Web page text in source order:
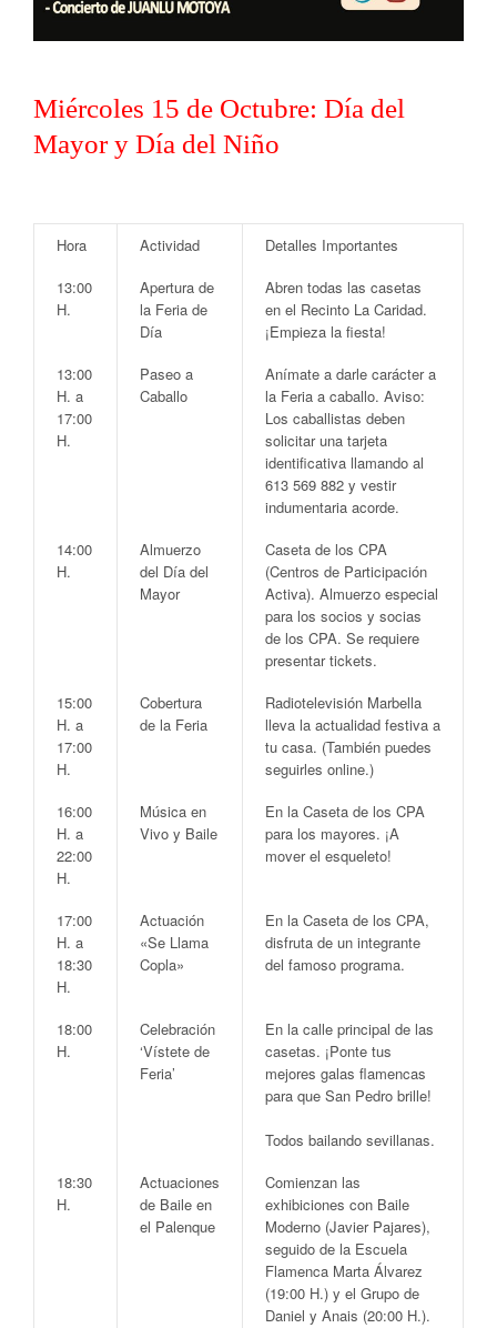
Miércoles 15 de Octubre: Día del
Mayor y Día del Niño
Hora Actividad
Detalles Importantes
13:00
H.
Apertura de
la Feria de
Día
Abren todas las casetas
en el Recinto La Caridad.
¡Empieza la fiesta!
13:00
H. a
17:00
H.
Paseo a
Caballo
Anímate a darle carácter a
la Feria a caballo. Aviso:
Los caballistas deben
solicitar una tarjeta
identificativa llamando al
613 569 882 y vestir
indumentaria acorde.
14:00
H.
Almuerzo
del Día del
Mayor
Caseta de los CPA
(Centros de Participación
Activa). Almuerzo especial
para los socios y socias
de los CPA. Se requiere
presentar tickets.
15:00
H. a
17:00
H.
Cobertura
de la Feria
Radiotelevisión Marbella
lleva la actualidad festiva a
tu casa. (También puedes
seguirles online.)
16:00
H. a
22:00
H.
Música en
Vivo y Baile
En la Caseta de los CPA
para los mayores. ¡A
mover el esqueleto!
17:00
H. a
18:30
H.
Actuación
«Se Llama
Copla»
En la Caseta de los CPA,
disfruta de un integrante
del famoso programa.
18:00
H.
Celebración
‘Vístete de
Feria’
En la calle principal de las
casetas. ¡Ponte tus
mejores galas flamencas
para que San Pedro brille!
Todos bailando sevillanas.
18:30
H.
Actuaciones
de Baile en
el Palenque
Comienzan las
exhibiciones con Baile
Moderno (Javier Pajares),
seguido de la Escuela
Flamenca Marta Álvarez
(19:00 H.) y el Grupo de
Daniel y Anais (20:00 H.).